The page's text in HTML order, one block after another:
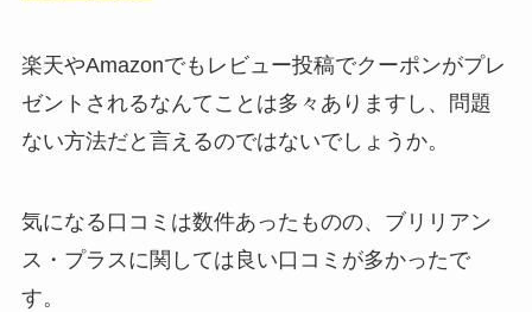
楽天やAmazonでもレビュー投稿でクーポンがプレ
ゼントされるなんてことは多々ありますし、問題
ない方法だと言えるのではないでしょうか。
気になる口コミは数件あったものの、ブリリアン
ス・プラスに関しては良い口コミが多かったで
す。